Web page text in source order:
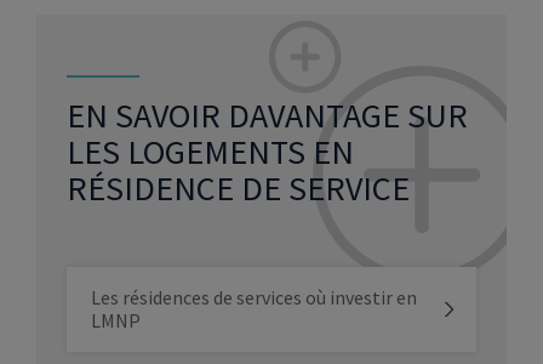
EN SAVOIR DAVANTAGE SUR
LES LOGEMENTS EN
RÉSIDENCE DE SERVICE
Les résidences de services où investir en
LMNP